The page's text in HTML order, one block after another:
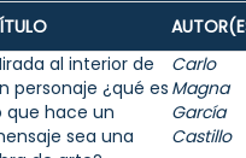
al interior de
personaje ¿qué es
que hace un
sea una
Carlo
Magna
García
Castillo